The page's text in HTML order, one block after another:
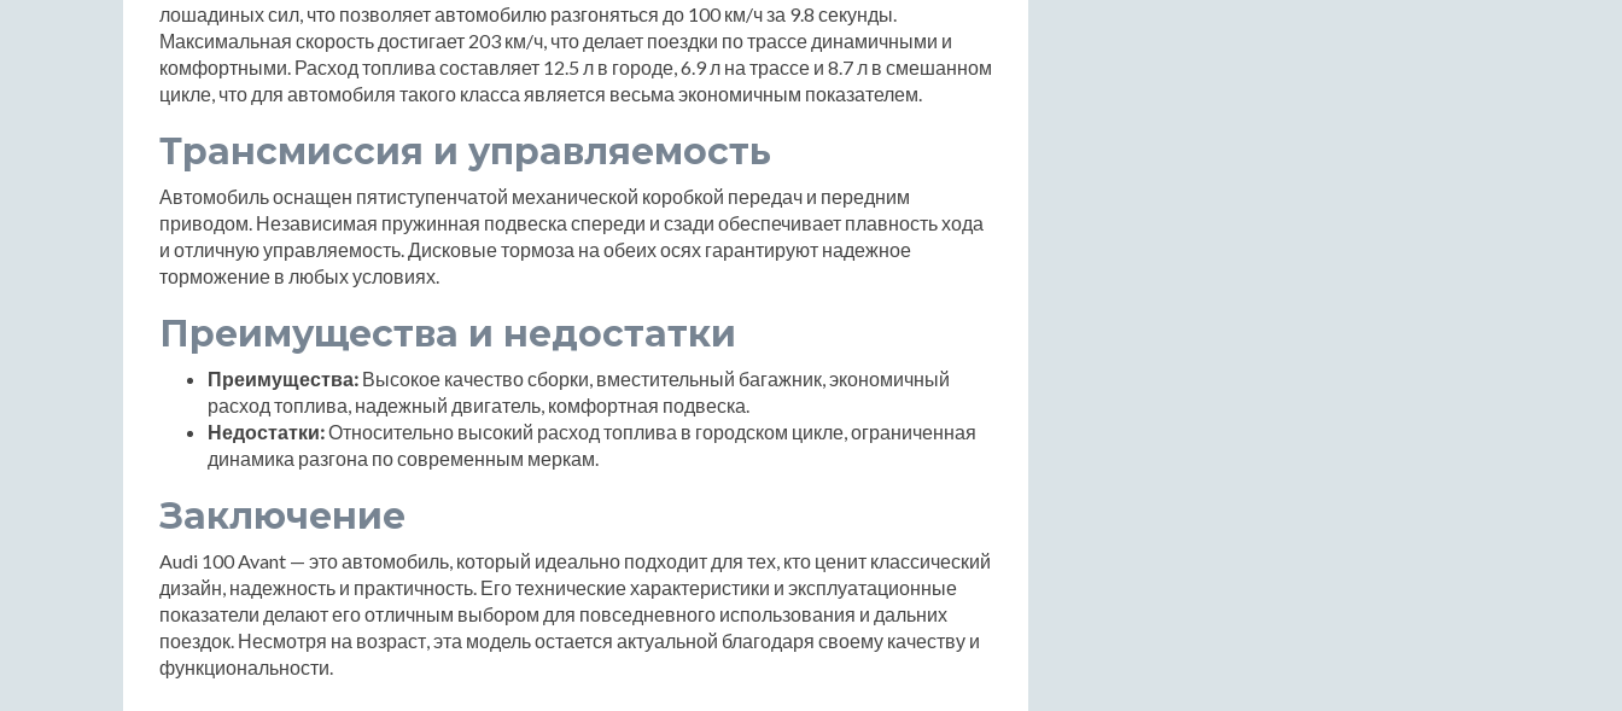
лошадиных сил, что позволяет автомобилю разгоняться до 100 км/ч за 9.8 секунды.
Максимальная скорость достигает 203 км/ч, что делает поездки по трассе динамичными и
комфортными. Расход топлива составляет 12.5 л в городе, 6.9 л на трассе и 8.7 л в смешанном
цикле, что для автомобиля такого класса является весьма экономичным показателем.
Трансмиссия и управляемость
Автомобиль оснащен пятиступенчатой механической коробкой передач и передним
приводом. Независимая пружинная подвеска спереди и сзади обеспечивает плавность хода
и отличную управляемость. Дисковые тормоза на обеих осях гарантируют надежное
торможение в любых условиях.
Преимущества и недостатки
Преимущества: Высокое качество сборки, вместительный багажник, экономичный
расход топлива, надежный двигатель, комфортная подвеска.
Недостатки:Относительно высокий расход топлива в городском цикле, ограниченная
динамика разгона по современным меркам.
Заключение
Audi 100 Avant — это автомобиль, который идеально подходит для тех, кто ценит классический
дизайн, надежность и практичность. Его технические характеристики и эксплуатационные
показатели делают его отличным выбором для повседневного использования и дальних
поездок. Несмотря на возраст, эта модель остается актуальной благодаря своему качеству и
функциональности.